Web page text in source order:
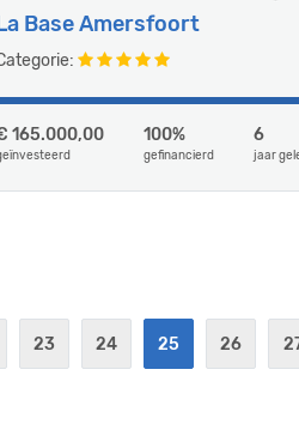
Base Amersfoort
165.000,00 100%
gefinancierd
6
jaar
23 24 25 26